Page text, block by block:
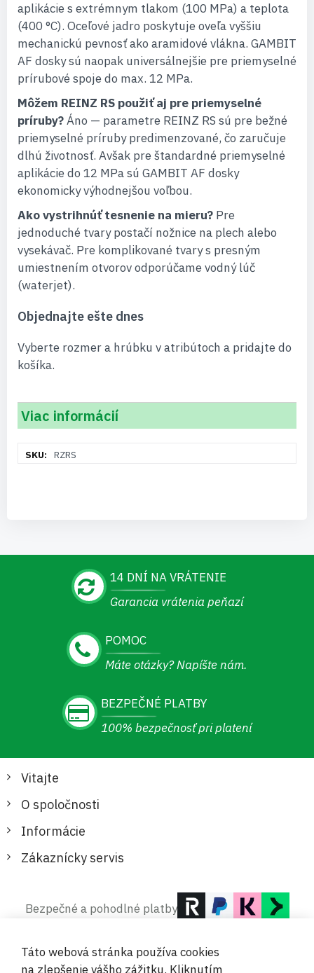
aplikácie s extrémnym tlakom (100 MPa) a teplota
(400 °C). Oceľové jadro poskytuje oveľa vyššiu
mechanickú pevnosť ako aramidové vlákna. GAMBIT
AF dosky sú naopak universálnejšie pre priemyselné
prírubové spoje do max. 12 MPa.
Môžem REINZ RS použiť aj pre priemyselné
príruby?Áno — parametre REINZ RS sú pre bežné
priemyselné príruby predimenzované, čo zaručuje
dlhú životnosť. Avšak pre štandardné priemyselné
aplikácie do 12 MPa sú GAMBIT AF dosky
ekonomicky výhodnejšou voľbou.
Ako vystrihnúť tesnenie na mieru? Pre
jednoduché tvary postačí nožnice na plech alebo
vysekávač. Pre komplikované tvary s presným
umiestnením otvorov odporúčame vodný lúč
(waterjet).
Objednajte ešte dnes
Vyberte rozmer a hrúbku v atribútoch a pridajte do
košíka.
Viac informácií
informáciíRZRS
14 DNÍ NA VRÁTENIE
Garancia vrátenia peňazí
POMOC
Máte otázky? Napíšte nám.
BEZPEČNÉ PLATBY
100% bezpečnosť pri platení
Vitajte
O spoločnosti
Informácie
Zákaznícky servis
Bezpečné a pohodlné platby
Táto webová stránka používa cookies
na zlepšenie vášho zážitku. Kliknutím